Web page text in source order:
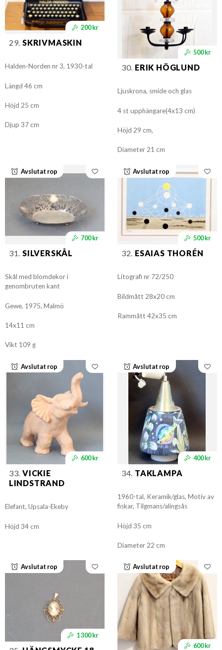
200 kr
29. SKRIVMASKIN
Halden-Norden nr 3, 1930-tal
Längd 46 cm
Höjd 25 cm
Djup 37 cm
500 kr
30. ERIK HÖGLUND
Ljuskrona, smide och glas
4 st upphängare(4x13 cm)
Höjd 29 cm,
Diameter 21 cm
Avslutat rop
700 kr
31. SILVERSKÅL
Skål med blomdekor i
genombruten kant
Gewe, 1975, Malmö
14x11 cm
Vikt 109 g
Avslutat rop
500 kr
32. ESAIAS THORÉN
Litografi nr 72/250
Bildmått 28x20 cm
Rammått 42x35 cm
Avslutat rop
600 kr
33. VICKIE
LINDSTRAND
Elefant, Upsala-Ekeby
Höjd 34 cm
Avslutat rop
400 kr
34. TAKLAMPA
1960-tal, Keramik/glas, Motiv av
fiskar, Tilgmans/alingsås
Höjd 35 cm
Diameter 22 cm
Avslutat rop
1 300 kr
Avslutat rop
600 kr